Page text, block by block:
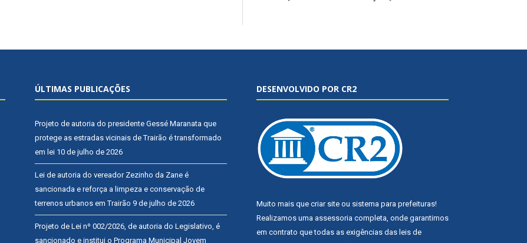
ÚLTIMAS PUBLICAÇÕES
Projeto de autoria do presidente Gessé Maranata que
protege as estradas vicinais de Trairão é transformado
em lei 10 de julho de 2026
Lei de autoria do vereador Zezinho da Zane é
sancionada e reforça a limpeza e conservação de
terrenos urbanos em Trairão 9 de julho de 2026
Projeto de Lei nº 002/2026, de autoria do Legislativo, é
sancionado e institui o Programa Municipal Jovem
DESENVOLVIDO POR CR2
Muito mais que criar site ou sistema para prefeituras!
Realizamos uma assessoria completa, onde garantimos
em contrato que todas as exigências das leis de